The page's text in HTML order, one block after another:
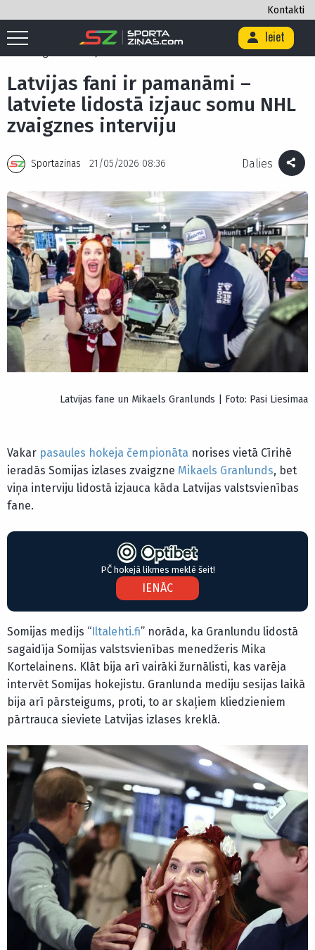
Kontakti
Ieiet
Sākums
Latvijas fani ir pamanāmi – latviete lidostā izjauc somu
Latvijas fani ir pamanāmi –
latviete lidostā izjauc somu NHL
zvaigznes interviju
Sportazinas 21/05/2026 08:36 Dalies
Latvijas fane un Mikaels Granlunds | Foto: Pasi Liesimaa
Vakar pasaules hokeja čempionāta norises vietā Cīrihē
ieradās Somijas izlases zvaigzne Mikaels Granlunds, bet
viņa interviju lidostā izjauca kāda Latvijas valstsvienības
fane.
PČ hokejā likmes meklē šeit!
IENĀC
Somijas medijs “ Iltalehti.fi” norāda, ka Granlundu lidostā
sagaidīja Somijas valstsvienības menedžeris Mika
Kortelainens. Klāt bija arī vairāki žurnālisti, kas varēja
intervēt Somijas hokejistu. Granlunda mediju sesijas laikā
bija arī pārsteigums, proti, to ar skaļiem kliedzieniem
pārtrauca sieviete Latvijas izlases kreklā.